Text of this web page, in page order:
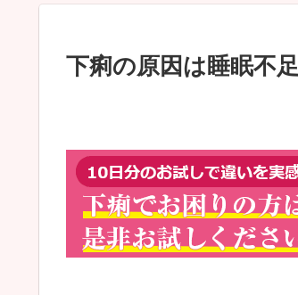
下痢の原因は睡眠不足